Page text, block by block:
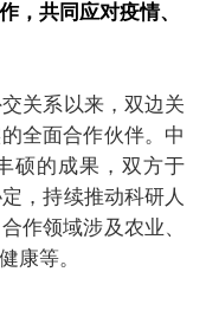
，共同应对疫情、
关系以来，双边关
全面合作伙伴。中
硕的成果，双方于
，持续推动科研人
作领域涉及农业、
康等。